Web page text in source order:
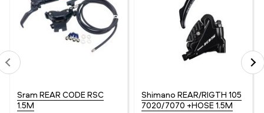
Sram REAR CODE RSC
1.5M
Shimano REAR/RIGTH 105
7020/7070 +HOSE 1.5M